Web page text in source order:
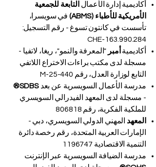
أكاديمية إدارة الأعمال التابعة للجمعية
الأمريكية للأطباء (ABMS)
في سويسرا،
تأسست في كانتون تسوغ - رقم التسجيل:
CHE-163.990.284
أكاديمية أمبر "المعرفة والنمو"، ريغا، لاتفيا -
مسجلة لدى مكتب براءات الاختراع اللاتفي
التابع لوزارة العدل، رقم M-25-440
مدرسة الأعمال السويسرية عن بعدSDBS®
- مسجلة لدى المعهد الفيدرالي السويسري
للملكية الفكرية، رقم 806818
المعهد المهني الدولي السويسري، دبي -
الإمارات العربية المتحدة، رقم رخصة دائرة
التنمية الاقتصادية 1196747
مدرسة الضيافة السويسرية عبر الإنترنت